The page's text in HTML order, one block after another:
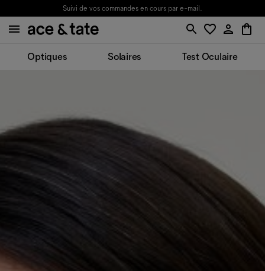
Suivi de vos commandes en cours par e-mail.
Optiques Solaires Test Oculaire